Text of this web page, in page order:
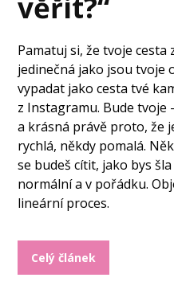
Pamatuj si, že tvoje
jedinečná jako jsou tvoje
vypadat jako cesta tvé
z Instagramu. Bude tvoje
a krásná právě proto, že
rychlá, někdy pomalá.
se budeš cítit, jako bys
normální a v pořádku.
lineární proces.
Celý článek